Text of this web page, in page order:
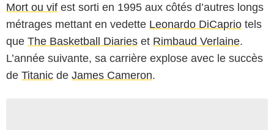
Mort ou vif est sorti en 1995 aux côtés d’autres longs
métrages mettant en vedette Leonardo DiCaprio tels
que The Basketball Diaries et Rimbaud Verlaine.
L’année suivante, sa carrière explose avec le succès
de Titanic de James Cameron.